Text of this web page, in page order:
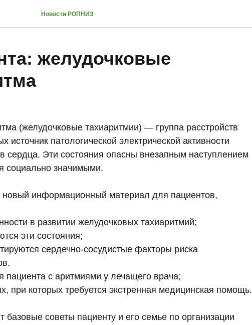
Новости РОПНИЗ
желудочковые
(желудочковые тахиаритмии) — группа расстройств
источник патологической электрической активности
сердца. Эти состояния опасны внезапным наступлением
социально значимыми.
информационный материал для пациентов,
в развитии желудочковых тахиаритмий;
эти состояния;
сердечно-сосудистые факторы риска
пациента с аритмиями у лечащего врача;
при которых требуется экстренная медицинская помощь.
базовые советы пациенту и его семье по организации